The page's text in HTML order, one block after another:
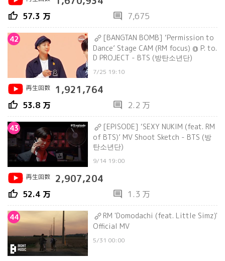
thumb_up 57.3 万 comment 7,675
42
[BANGTAN BOMB] ‘Permission to
Dance’ Stage CAM (RM focus) @ P. to.
D PROJECT - BTS (방탄소년단)
7/25 19:10
再生回数
1,921,764
thumb_up 53.8 万 comment 2.2 万
43
[EPISODE] ‘SEXY NUKIM (feat. RM
of BTS)’ MV Shoot Sketch - BTS (방
탄소년단)
9/14 19:00
再生回数
2,907,204
thumb_up 52.4 万 comment 1.3 万
44
RM 'Domodachi (feat. Little Simz)'
Official MV
5/31 00:00